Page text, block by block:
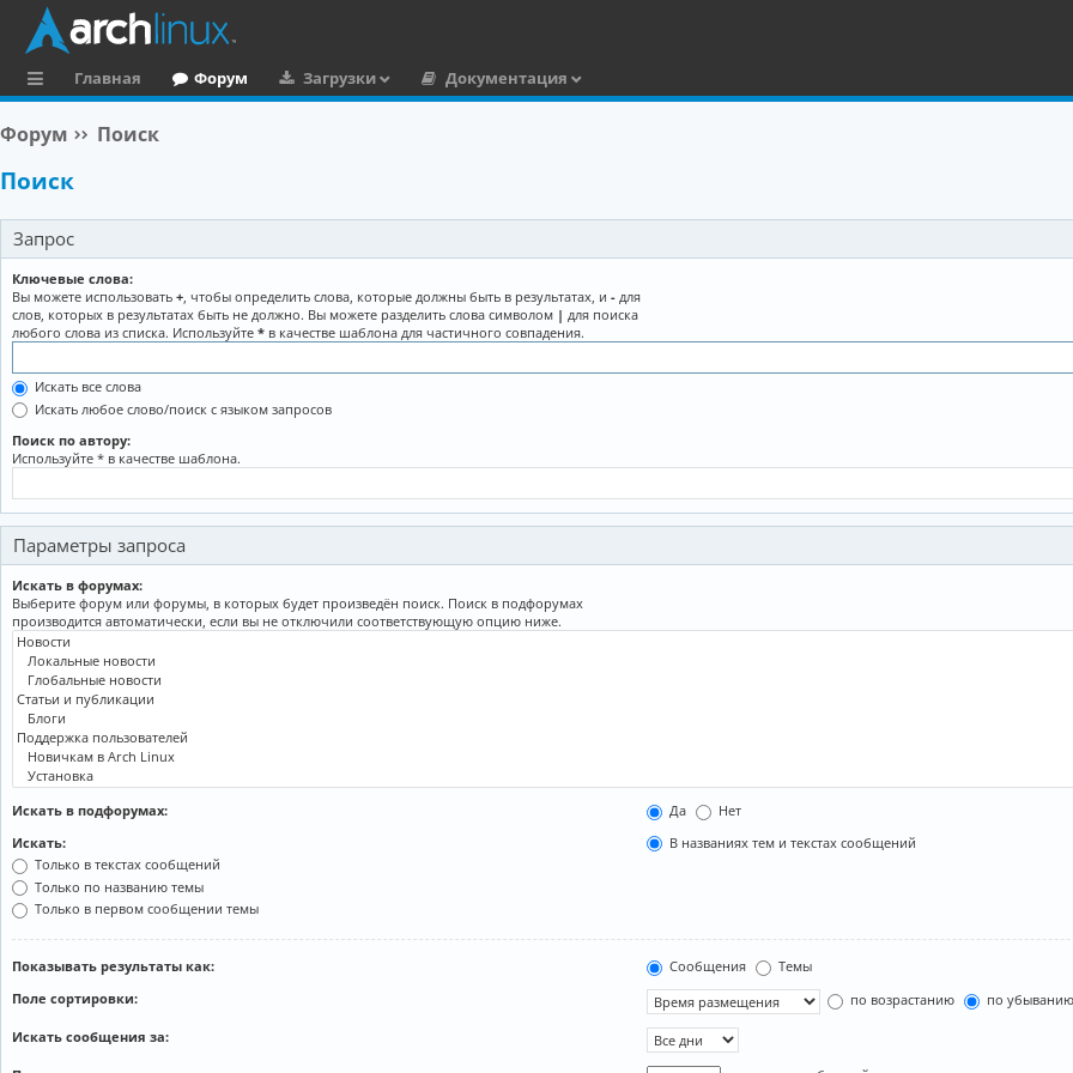
ы
л
к
и
Главная Форум Загрузки Документация
Форум Поиск
Поиск
Запрос
Ключевые слова:
Вы можете использовать +, чтобы определить слова, которые должны быть в результатах, и - для
слов, которых в результатах быть не должно. Вы можете разделить слова символом | для поиска
любого слова из списка. Используйте * в качестве шаблона для частичного совпадения.
Искать все слова
Искать любое слово/поиск с языком запросов
Поиск по автору:
Используйте * в качестве шаблона.
Параметры запроса
Искать в форумах:
Выберите форум или форумы, в которых будет произведён поиск. Поиск в подфорумах
производится автоматически, если вы не отключили соответствующую опцию ниже.
Искать в подфорумах: Да
Нет
Искать:
В названиях тем и текстах сообщений
Только в текстах сообщений
Только по названию темы
Только в первом сообщении темы
Показывать результаты как: Сообщения
Темы
Поле сортировки:
по возрастанию по убыванию
Искать сообщения за: